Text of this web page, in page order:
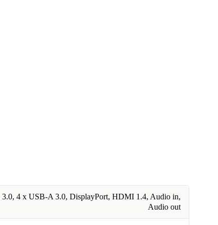
4 x USB-A 3.0, DisplayPort, HDMI 1.4, Audio in,
Audio out